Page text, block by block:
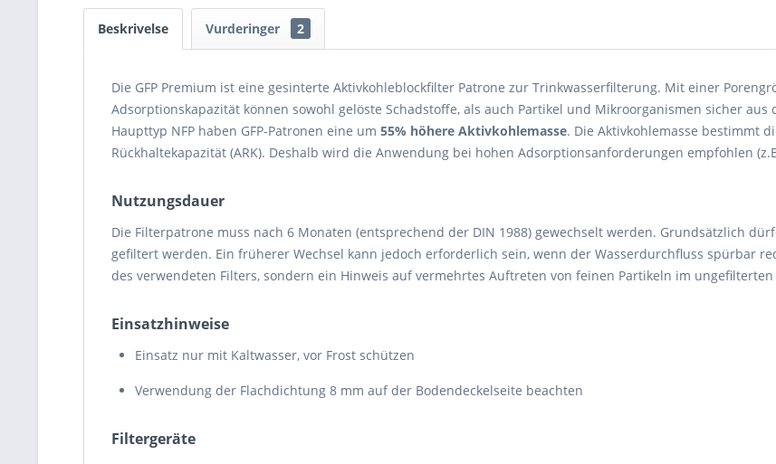
Beskrivelse Vurderinger 2
Die GFP Premium ist eine gesinterte Aktivkohleblockfilter Patrone zur Trinkwasserfilterung. Mit einer
Adsorptionskapazität können sowohl gelöste Schadstoffe, als auch Partikel und Mikroorganismen sicher
Haupttyp NFP haben GFP-Patronen eine um 55% höhere Aktivkohlemasse. Die Aktivkohlemasse bestimmt
Rückhaltekapazität (ARK). Deshalb wird die Anwendung bei hohen Adsorptionsanforderungen empfohlen
Nutzungsdauer
Die Filterpatrone muss nach 6 Monaten (entsprechend der DIN 1988) gewechselt werden. Grundsätzlich
gefiltert werden. Ein früherer Wechsel kann jedoch erforderlich sein, wenn der Wasserdurchfluss spürbar
des verwendeten Filters, sondern ein Hinweis auf vermehrtes Auftreten von feinen Partikeln im ungefilterten
Einsatzhinweise
Einsatz nur mit Kaltwasser, vor Frost schützen
Verwendung der Flachdichtung 8 mm auf der Bodendeckelseite beachten
Filtergeräte